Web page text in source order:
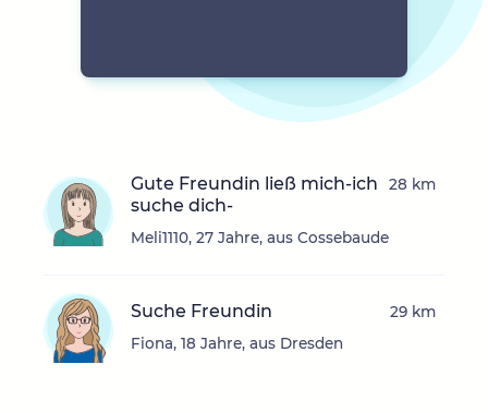
Gute Freundin ließ mich-ich
suche dich-
Meli1110, 27 Jahre, aus Cossebaude
28 km
Suche Freundin
Fiona, 18 Jahre, aus Dresden
29 km